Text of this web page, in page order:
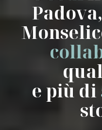
e più di